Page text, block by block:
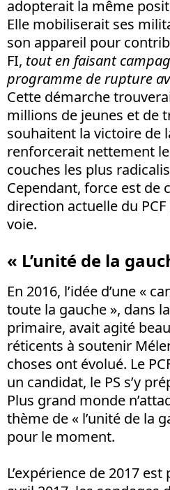
adopterait la même
Elle mobiliserait ses
son appareil pour
FI, tout en faisant
programme de rupture
Cette démarche
millions de jeunes et de
souhaitent la victoire de
renforcerait nettement le
couches les plus
Cependant, force est de
direction actuelle du
voie.
« L’unité de la
En 2016, l’idée d’une «
toute la gauche », dans
primaire, avait agité
réticents à soutenir
choses ont évolué. Le
un candidat, le PS s’y
Plus grand monde
thème de « l’unité de la
pour le moment.
L’expérience de 2017